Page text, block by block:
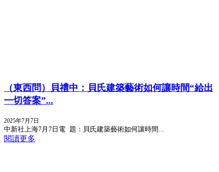
（東西問）貝禮中：貝氏建築藝術如何讓時間“給出
一切答案”...
2025年7月7日
中新社上海7月7日電 題：貝氏建築藝術如何讓時間...
閱讀更多